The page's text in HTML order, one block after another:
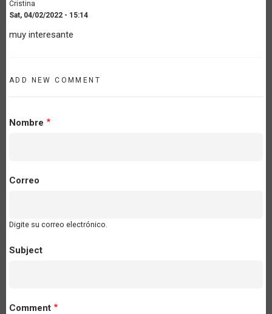
Cristina
Sat, 04/02/2022 - 15:14
muy interesante
ADD NEW COMMENT
Nombre
Correo
Digite su correo electrónico.
Subject
Comment